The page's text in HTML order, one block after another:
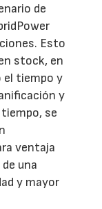
de
Esto
stock, en
el tiempo y
y
se
ventaja
una
y mayor